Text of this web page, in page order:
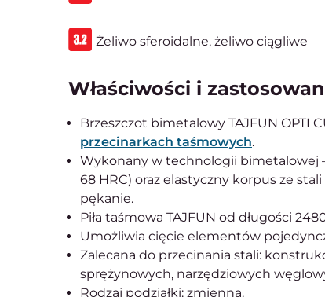
Żeliwo sferoidalne, żeliwo ciągliwe
Właściwości i
Brzeszczot bimetalowy TAJFUN OPTI
przecinarkach taśmowych.
Wykonany w technologii bimetalowej
68 HRC) oraz elastyczny korpus ze
pękanie.
Piła taśmowa TAJFUN od długości
Umożliwia cięcie elementów
Zalecana do przecinania stali:
sprężynowych, narzędziowych
Rodzaj podziałki: zmienna.